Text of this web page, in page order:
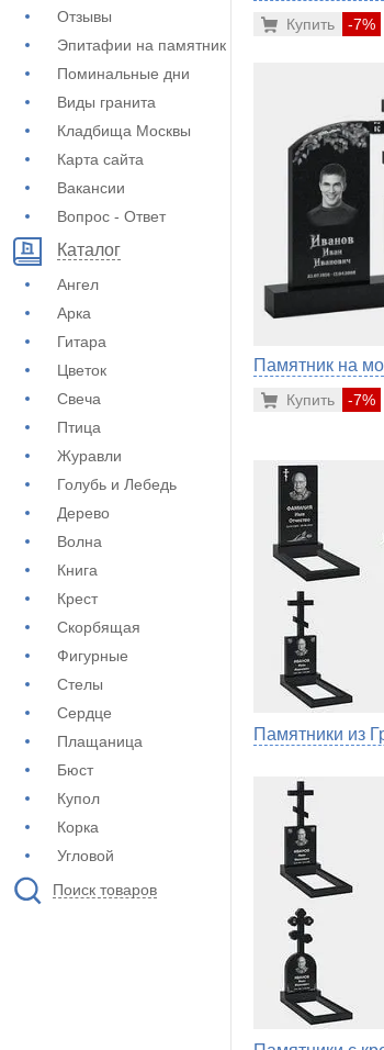
Отзывы
Эпитафии на памятник
Поминальные дни
Виды гранита
Кладбища Москвы
Карта сайта
Вакансии
Вопрос - Ответ
Каталог
Ангел
Арка
Гитара
Цветок
Свеча
Птица
Журавли
Голубь и Лебедь
Дерево
Волна
Книга
Крест
Скорбящая
Фигурные
Стелы
Сердце
Плащаница
Бюст
Купол
Корка
Угловой
Поиск товаров
-7%
Купить
Памятник на
-7%
Купить
Памятники из